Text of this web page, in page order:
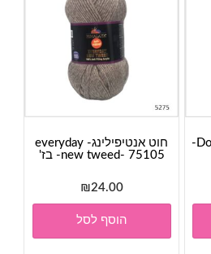
דולפין בייבי- Dolphin baby-
חוט אנטיפילינג- everyday
new tweed- 75105- בז'
₪24.00
הוסף לסל